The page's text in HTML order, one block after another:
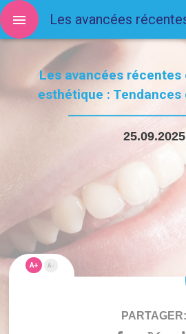
Les avancées
esthétique :
25.09.2025
A+ A-
PARTAGER: